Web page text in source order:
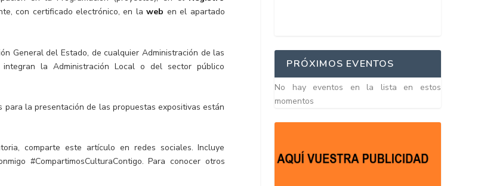
con certificado electrónico, en la web en el apartado
General del Estado, de cualquier Administración de las
la Administración Local o del sector público
la presentación de las propuestas expositivas están
comparte este artículo en redes sociales.Incluye
#CompartimosCulturaContigo. Para conocer otros
PRÓXIMOS EVENTOS
No hay eventos en la lista en estos
momentos